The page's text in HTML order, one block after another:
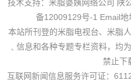
技术支持： 米脂婆姨网络公司 陕
备12009129号-1 Email地
本站所刊登的米脂电视台、米脂
﹑信息和各种专题专栏资料，均
禁止下
互联网新闻信息服务许可证：